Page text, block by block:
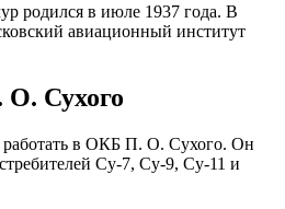
родился в июле 1937 года. В
авиационный институт
Сухого
работать в ОКБ П. О. Сухого. Он
Су-7, Су-9, Су-11 и